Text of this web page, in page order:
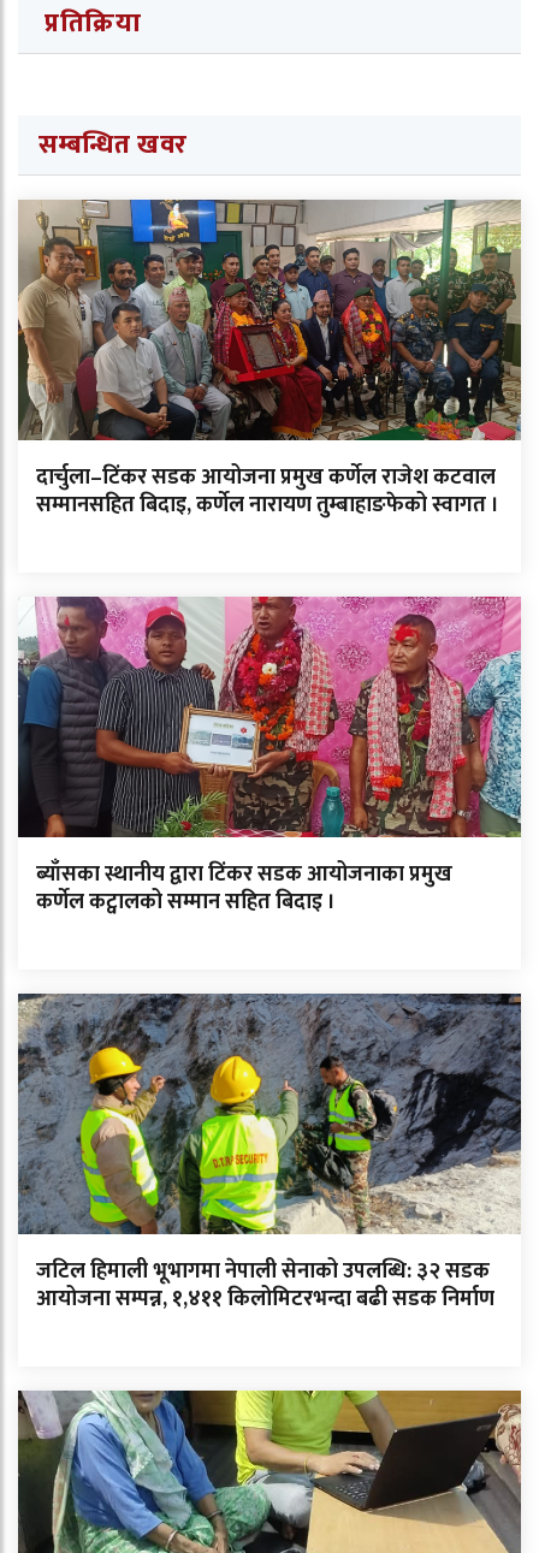
प्रतिक्रिया
सम्बन्धित खवर
दार्चुला–टिंकर सडक आयोजना प्रमुख कर्णेल राजेश कटवाल
सम्मानसहित बिदाइ, कर्णेल नारायण तुम्बाहाङफेको स्वागत ।
ब्याँसका स्थानीय द्वारा टिंकर सडक आयोजनाका प्रमुख
कर्णेल कट्वालको सम्मान सहित बिदाइ ।
जटिल हिमाली भूभागमा नेपाली सेनाको उपलब्धि: ३२ सडक
आयोजना सम्पन्न, १,४११ किलोमिटरभन्दा बढी सडक निर्माण